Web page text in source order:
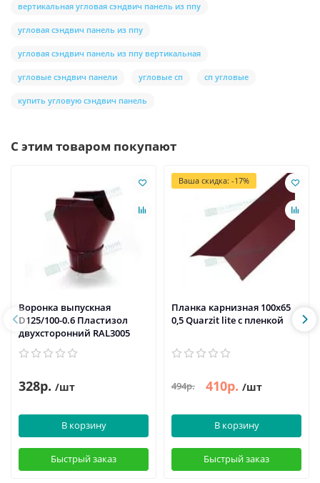
вертикальная угловая сэндвич панель из ппу
угловая сэндвич панель из ппу
угловая сэндвич панель из ппу вертикальная
угловые сэндвич панели угловые сп сп угловые
купить угловую сэндвич панель
С этим товаром покупают
Воронка выпускная
D125/100-0.6 Пластизол
двухсторонний RAL3005
328р. /шт
В корзину
Быстрый заказ
Ваша скидка: -17%
Планка карнизная 100х65
0,5 Quarzit lite с пленкой
494р. 410р. /шт
В корзину
Быстрый заказ